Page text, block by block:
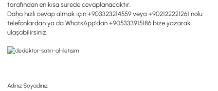
RUTUS DEDEKTÖR
FISHER
TEKNETICS
MINELAB
GARRETT
PİNPOİNTER & SCUBA
PULSE SİSTEMLER
SU GEÇİRMEZ DEDEKTÖRLER
AKSESUARLAR (ÇEŞİT)
tarafından en kısa sürede cevaplanacaktır.
Daha hızlı cevap almak için +903323214559 veya +902122221261 nolu
telefonlardan ya da WhatsApp'dan +905333915186 bize yazarak
ulaşabilirsiniz.
Adınız Soyadınız